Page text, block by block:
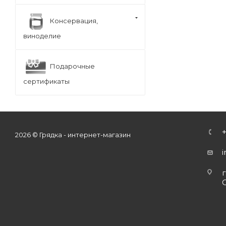
Консервация,
виноделие
Подарочные
сертификаты
2026 © Грядка - интернет-магазин